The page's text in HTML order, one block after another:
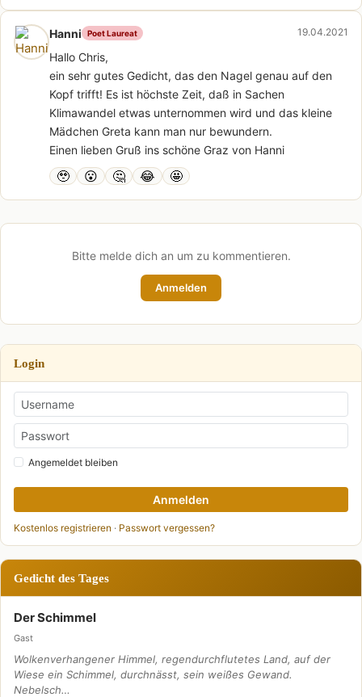
Hanni Poet Laureat 19.04.2021
Hallo Chris,
ein sehr gutes Gedicht, das den Nagel genau auf den
Kopf trifft! Es ist höchste Zeit, daß in Sachen
Klimawandel etwas unternommen wird und das kleine
Mädchen Greta kann man nur bewundern.
Einen lieben Gruß ins schöne Graz von Hanni
🥹 😮 🤔 😂 🤩
Bitte melde dich an um zu kommentieren.
Anmelden
Login
Angemeldet bleiben
Anmelden
Kostenlos registrieren · Passwort vergessen?
Gedicht des Tages
Der Schimmel
Gast
Wolkenverhangener Himmel, regendurchflutetes Land, auf der
Wiese ein Schimmel, durchnässt, sein weißes Gewand.
Nebelsch…